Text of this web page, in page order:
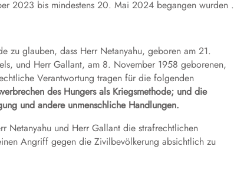
2023 bis mindestens 20. Mai 2024 begangen wurden .
zu glauben, dass Herr Netanyahu, geboren am 21.
und Herr Gallant, am 8. November 1958 geborenen,
Verantwortung tragen für die folgenden
des Hungers als Kriegsmethode; und die
und andere unmenschliche Handlungen.
Netanyahu und Herr Gallant die strafrechtlichen
Angriff gegen die Zivilbevölkerung absichtlich zu